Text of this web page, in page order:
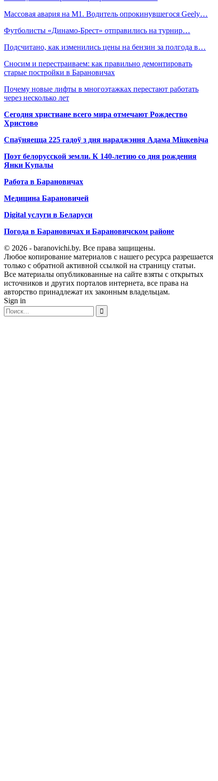
Массовая авария на М1. Водитель опрокинувшегося Geely…
Футболисты «Динамо-Брест»‎ отправились на турнир…
Подсчитано, как изменились цены на бензин за полгода в…
Сносим и перестраиваем: как правильно демонтировать
старые постройки в Барановичах
Почему новые лифты в многоэтажках перестают работать
через несколько лет
Сегодня христиане всего мира отмечают Рождество
Христово
Спаўняецца 225 гадоў з дня нараджэння Адама Міцкевіча
Поэт белорусской земли. К 140-летию со дня рождения
Янки Купалы
Работа в Барановичах
Медицина Барановичей
Digital услуги в Беларуси
Погода в Барановичах и Барановичском районе
© 2026 - baranovichi.by. Все права защищены.
Любое копирование материалов с нашего ресурса разрешается
только с обратной активной ссылкой на страницу статьи.
Все материалы опубликованные на сайте взяты с открытых
источников и других порталов интернета, все права на
авторство принадлежат их законным владельцам.
Sign in